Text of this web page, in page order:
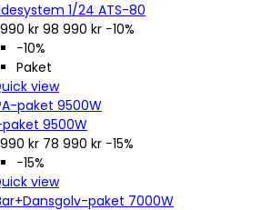
1/24 ATS-80
kr 98 990 kr −10%
−10%
Paket
view
paket 9500W
kr 78 990 kr −15%
−15%
view